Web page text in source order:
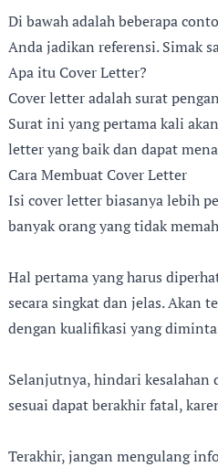
Di bawah adalah beberapa
Anda jadikan referensi. Simak
Apa itu Cover Letter?
Cover letter adalah surat
Surat ini yang pertama kali
letter yang baik dan dapat
Cara Membuat Cover Letter
Isi cover letter biasanya lebih
banyak orang yang tidak
Hal pertama yang harus
secara singkat dan jelas. Akan
dengan kualifikasi yang
Selanjutnya, hindari kesalahan
sesuai dapat berakhir fatal,
Terakhir, jangan mengulang